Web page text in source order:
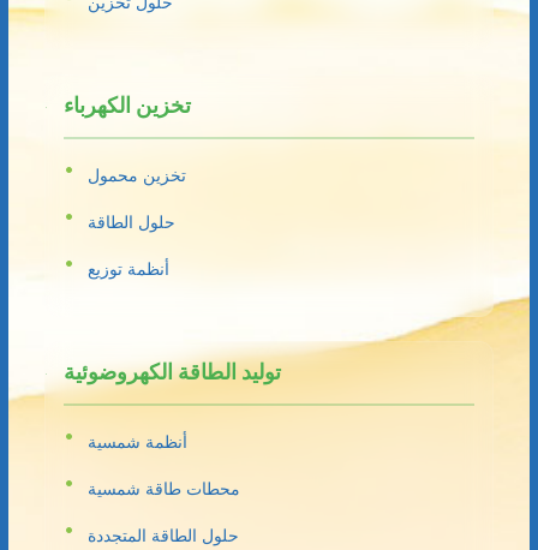
تخزين الكهرباء
تخزين محمول
حلول الطاقة
أنظمة توزيع
توليد الطاقة الكهروضوئية
أنظمة شمسية
محطات طاقة شمسية
حلول الطاقة المتجددة